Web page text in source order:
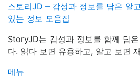
스토리JD – 감성과 정보를 담은 알
있는 정보 모음집
StoryJD는 감성과 정보를 함께 담은
다. 읽다 보면 유용하고, 알고 보면
메뉴